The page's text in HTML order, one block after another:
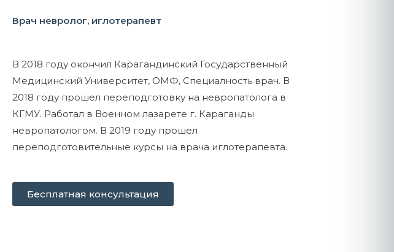
Врач невролог, иглотерапевт
В 2018 году окончил Карагандинский Государственный
Медицинский Университет, ОМФ, Специалность врач. В
2018 году прошел переподготовку на невропатолога в
КГМУ. Работал в Военном лазарете г. Караганды
невропатологом. В 2019 году прошел
переподготовительные курсы на врача иглотерапевта.
Бесплатная консультация